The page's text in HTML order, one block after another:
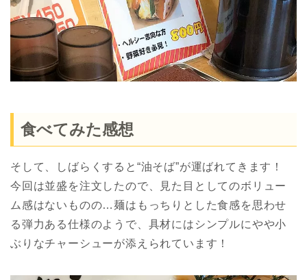
食べてみた感想
そして、しばらくすると“油そば”が運ばれてきます！
今回は並盛を注文したので、見た目としてのボリュー
ム感はないものの…麺はもっちりとした食感を思わせ
る弾力ある仕様のようで、具材にはシンプルにやや小
ぶりなチャーシューが添えられています！